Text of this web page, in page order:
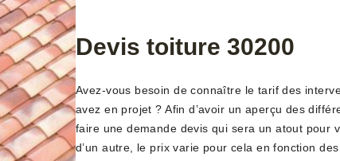
Devis toiture 30200
Avez-vous besoin de connaître le tarif des
avez en projet ? Afin d’avoir un aperçu des
faire une demande devis qui sera un atout pour
d’un autre, le prix varie pour cela en fonction